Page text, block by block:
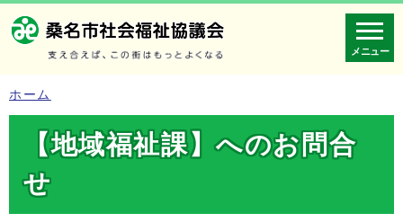
メニュー
ホーム
【地域福祉課】へのお問合
せ